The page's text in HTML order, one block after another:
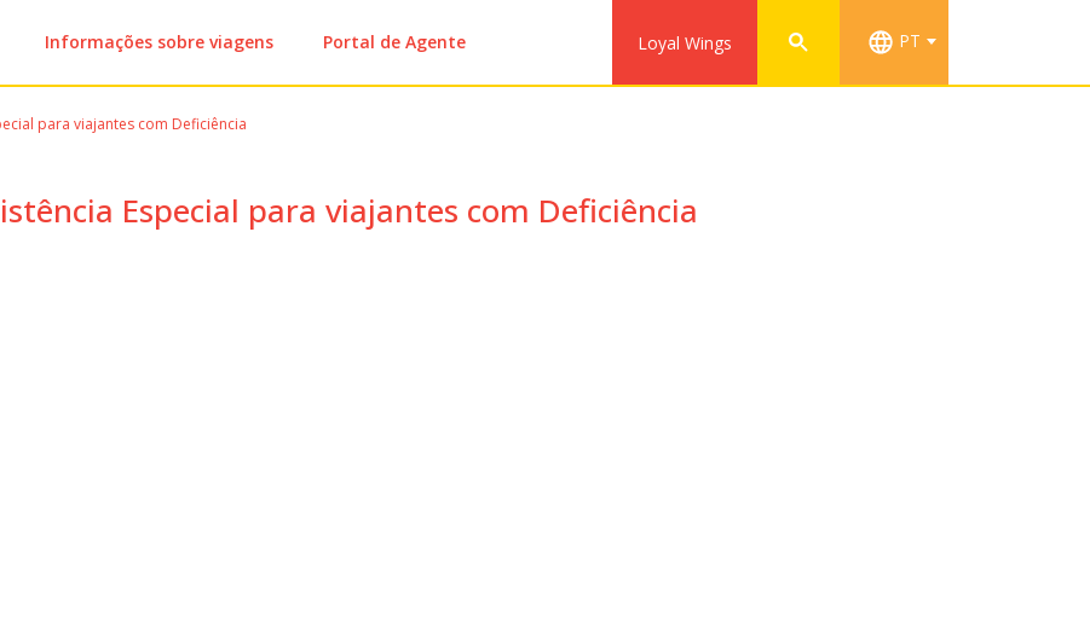
Informações sobre viagens Portal de Agente Loyal Wings PT
para viajantes com Deficiência
Especial para viajantes com Deficiência